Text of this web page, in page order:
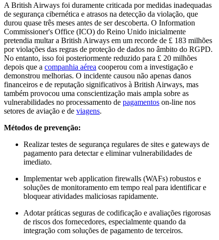
A British Airways foi duramente criticada por medidas inadequadas
de segurança cibernética e atrasos na detecção da violação, que
durou quase três meses antes de ser descoberta. O Information
Commissioner's Office (ICO) do Reino Unido inicialmente
pretendia multar a British Airways em um recorde de £ 183 milhões
por violações das regras de proteção de dados no âmbito do RGPD.
No entanto, isso foi posteriormente reduzido para £ 20 milhões
depois que a companhia aérea cooperou com a investigação e
demonstrou melhorias. O incidente causou não apenas danos
financeiros e de reputação significativos à British Airways, mas
também provocou uma conscientização mais ampla sobre as
vulnerabilidades no processamento de pagamentos on-line nos
setores de aviação e de viagens.
Métodos de prevenção:
Realizar testes de segurança regulares de sites e gateways de
pagamento para detectar e eliminar vulnerabilidades de
imediato.
Implementar web application firewalls (WAFs) robustos e
soluções de monitoramento em tempo real para identificar e
bloquear atividades maliciosas rapidamente.
Adotar práticas seguras de codificação e avaliações rigorosas
de riscos dos fornecedores, especialmente quando da
integração com soluções de pagamento de terceiros.